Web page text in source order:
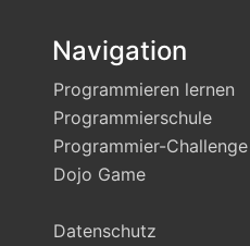
Navigation
Programmieren lernen
Programmierschule
Programmier-Challenge
Dojo Game
Datenschutz